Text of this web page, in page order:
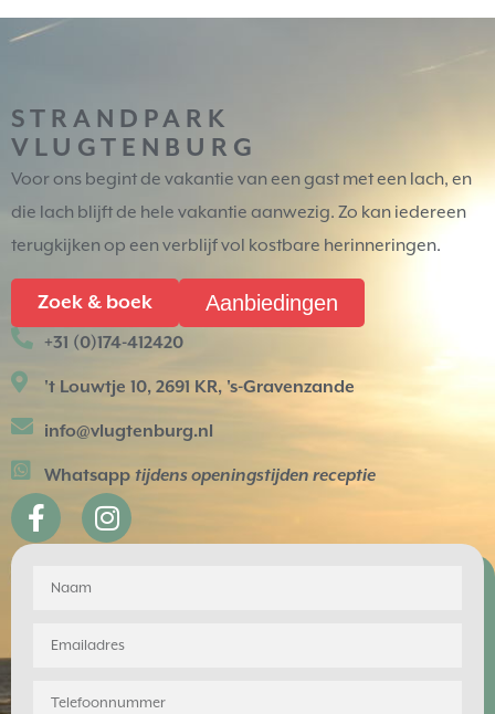
STRANDPARK
VLUGTENBURG
Voor ons begint de vakantie van een gast met een lach, en
die lach blijft de hele vakantie aanwezig. Zo kan iedereen
terugkijken op een verblijf vol kostbare herinneringen.
Zoek & boek Aanbiedingen
+31 (0)174-412420
't Louwtje 10, 2691 KR, 's-Gravenzande
info@vlugtenburg.nl
Whatsapp tijdens openingstijden receptie